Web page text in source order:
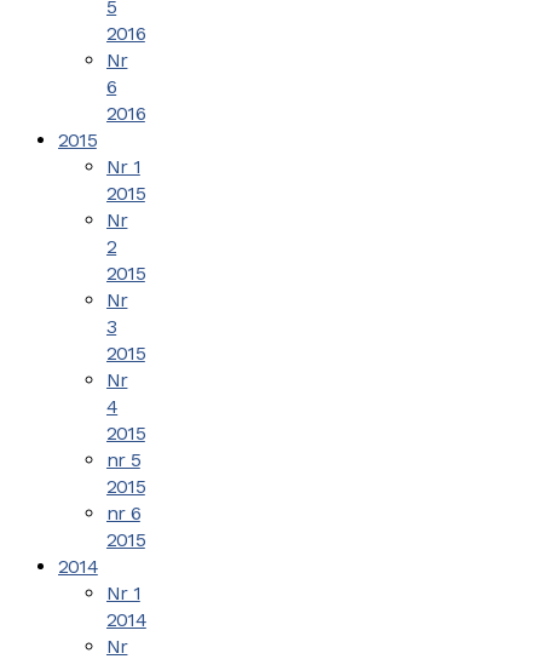
5
2016
Nr
6
2016
2015
Nr 1
2015
Nr
2
2015
Nr
3
2015
Nr
4
2015
nr 5
2015
nr 6
2015
2014
Nr 1
2014
Nr